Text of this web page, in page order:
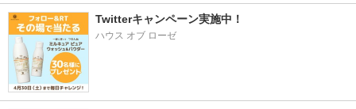
Twitterキャンペーン実施中！
ハウス オブ ローゼ